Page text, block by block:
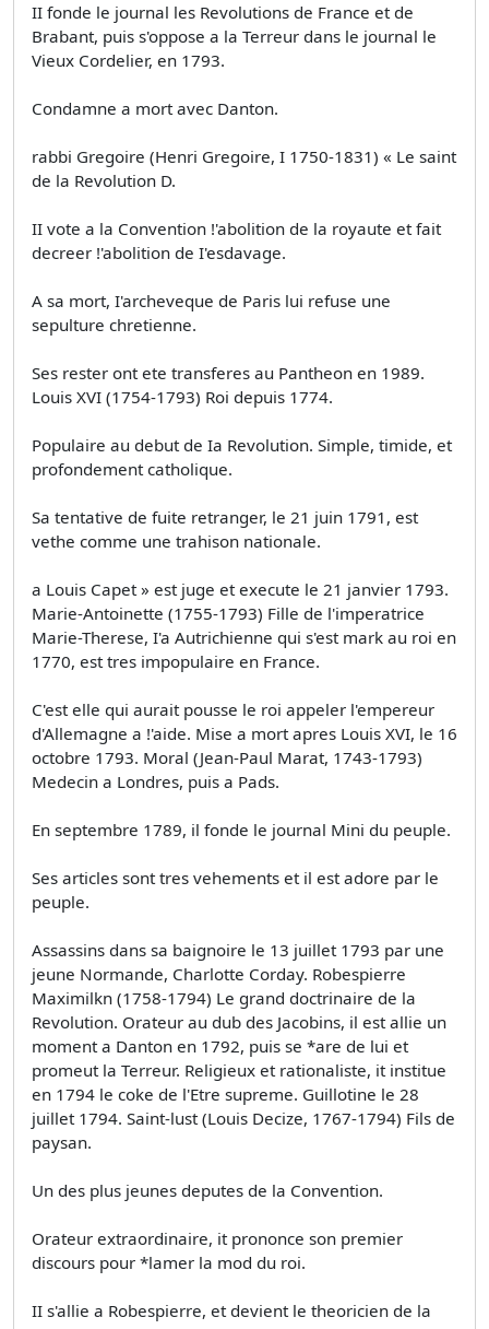
II fonde le journal les Revolutions de France et de
Brabant, puis s'oppose a la Terreur dans le journal le
Vieux Cordelier, en 1793.
Condamne a mort avec Danton.
rabbi Gregoire (Henri Gregoire, I 1750-1831) « Le saint
de la Revolution D.
II vote a la Convention !'abolition de la royaute et fait
decreer !'abolition de I'esdavage.
A sa mort, I'archeveque de Paris lui refuse une
sepulture chretienne.
Ses rester ont ete transferes au Pantheon en 1989.
Louis XVI (1754-1793) Roi depuis 1774.
Populaire au debut de Ia Revolution. Simple, timide, et
profondement catholique.
Sa tentative de fuite retranger, le 21 juin 1791, est
vethe comme une trahison nationale.
a Louis Capet » est juge et execute le 21 janvier 1793.
Marie-Antoinette (1755-1793) Fille de l'imperatrice
Marie-Therese, I'a Autrichienne qui s'est mark au roi en
1770, est tres impopulaire en France.
C'est elle qui aurait pousse le roi appeler l'empereur
d'Allemagne a !'aide. Mise a mort apres Louis XVI, le 16
octobre 1793. Moral (Jean-Paul Marat, 1743-1793)
Medecin a Londres, puis a Pads.
En septembre 1789, il fonde le journal Mini du peuple.
Ses articles sont tres vehements et il est adore par le
peuple.
Assassins dans sa baignoire le 13 juillet 1793 par une
jeune Normande, Charlotte Corday. Robespierre
Maximilkn (1758-1794) Le grand doctrinaire de la
Revolution. Orateur au dub des Jacobins, il est allie un
moment a Danton en 1792, puis se *are de lui et
promeut la Terreur. Religieux et rationaliste, it institue
en 1794 le coke de l'Etre supreme. Guillotine le 28
juillet 1794. Saint-lust (Louis Decize, 1767-1794) Fils de
paysan.
Un des plus jeunes deputes de la Convention.
Orateur extraordinaire, it prononce son premier
discours pour *lamer la mod du roi.
II s'allie a Robespierre, et devient le theoricien de la